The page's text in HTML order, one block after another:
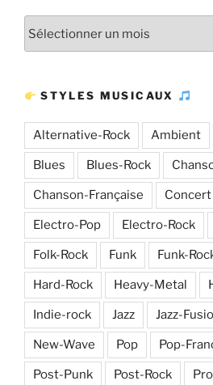
STYLES MUSICAUX
Alternative-Rock Ambient
Blues Blues-Rock
Chanson-Française Concert
Electro-Pop Electro-Rock
Folk-Rock Funk Funk-
Hard-Rock Heavy-Metal
Indie-rock Jazz Jazz-
New-Wave Pop Pop-
Post-Punk Post-Rock